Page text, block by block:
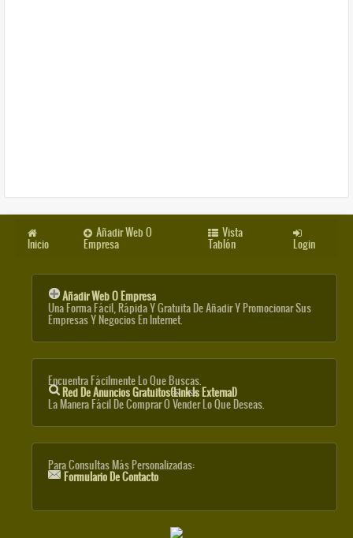
Inicio
Añadir Web O
Empresa
Vista
Tablón Login
Añadir Web O Empresa
Una Forma Fácil, Rápida Y Gratuita De Añadir Y Promocionar Sus
Empresas Y Negocios En Internet.
Encuentra Fácilmente Lo Que Buscas.
Red De Anuncios Gratuitos(link Is External)
La Manera Fácil De Comprar O Vender Lo Que Deseas.
Para Consultas Más Personalizadas:
Formulario De Contacto